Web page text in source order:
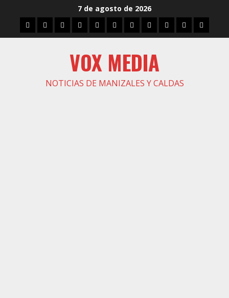
contenido
7 de agosto de 2026
InicioCaldasManizales
PolíticaMunicipios
Vías
Zona
Verde
Caricatura
ConarteCrónicas
VOX MEDIA
NOTICIAS DE MANIZALES Y CALDAS